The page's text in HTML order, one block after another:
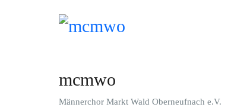
mcmwo
Männerchor Markt Wald Oberneufnach e.V.